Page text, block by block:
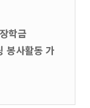
학금
봉사활동 가